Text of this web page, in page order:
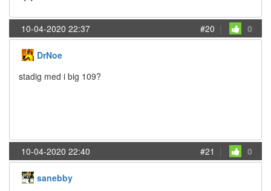
10-04-2020 22:37 #20 | 0
DrNoe
stadig med i big 109?
10-04-2020 22:40 #21 | 0
sanebby